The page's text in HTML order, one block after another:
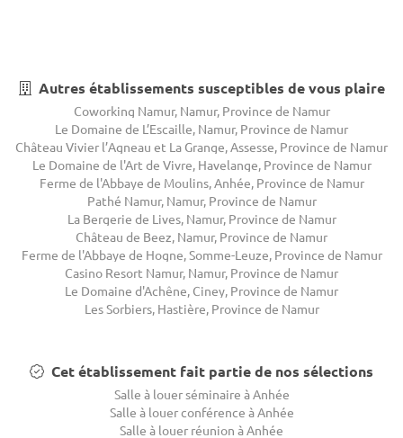
Autres établissements susceptibles de vous plaire
Coworking Namur, Namur, Province de Namur
Le Domaine de L’Escaille, Namur, Province de Namur
Château Vivier l’Agneau et La Grange, Assesse, Province de Namur
Le Domaine de l'Art de Vivre, Havelange, Province de Namur
Ferme de l'Abbaye de Moulins, Anhée, Province de Namur
Pathé Namur, Namur, Province de Namur
La Bergerie de Lives, Namur, Province de Namur
Château de Beez, Namur, Province de Namur
Ferme de l'Abbaye de Hogne, Somme-Leuze, Province de Namur
Casino Resort Namur, Namur, Province de Namur
Le Domaine d'Achêne, Ciney, Province de Namur
Les Sorbiers, Hastière, Province de Namur
Cet établissement fait partie de nos sélections
Salle à louer séminaire à Anhée
Salle à louer conférence à Anhée
Salle à louer réunion à Anhée